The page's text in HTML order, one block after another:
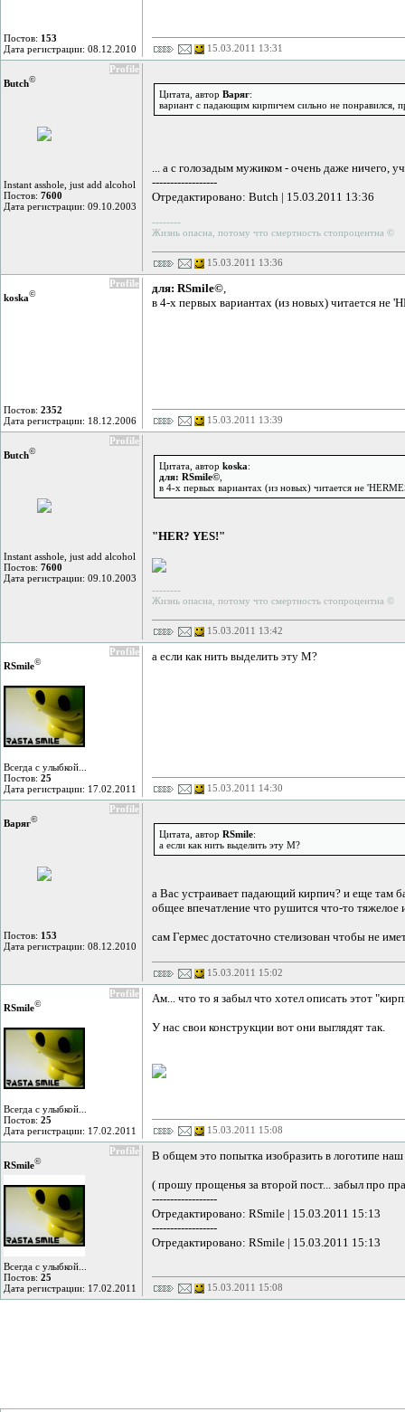
Постов: 153
Дата регистрации: 08.12.2010
15.03.2011 13:31
Profile
Butch©
Instant asshole, just add alcohol
Постов: 7600
Дата регистрации: 09.10.2003
Цитата, автор Варяг:
вариант с падающим кирпичем сильно не понравился,
... а с голозадым мужиком - очень даже ничего,
------------------
Отредактировано: Butch | 15.03.2011 13:36
--------
Жизнь опасна, потому что смертность стопроцентна ©
15.03.2011 13:36
Profile
koska©
Постов: 2352
Дата регистрации: 18.12.2006
для: RSmile©,
в 4-х первых вариантах (из новых) читается не
15.03.2011 13:39
Profile
Butch©
Instant asshole, just add alcohol
Постов: 7600
Дата регистрации: 09.10.2003
Цитата, автор koska:
для: RSmile©
в 4-х первых вариантах (из новых) читается не
"HER? YES!"
--------
Жизнь опасна, потому что смертность стопроцентна ©
15.03.2011 13:42
Profile
RSmile©
Всегда с улыбкой...
Постов: 25
Дата регистрации: 17.02.2011
а если как нить выделить эту М?
15.03.2011 14:30
Profile
Варяг©
Постов: 153
Дата регистрации: 08.12.2010
Цитата, автор RSmile:
а если как нить выделить эту М?
а Вас устраивает падающий кирпич? и еще там
общее впечатление что рушится что-то тяжелое
сам Гермес достаточно стелизован чтобы не
15.03.2011 15:02
Profile
RSmile©
Всегда с улыбкой...
Постов: 25
Дата регистрации: 17.02.2011
Ам... что то я забыл что хотел описать этот
У нас свои конструкции вот они выглядят так.
15.03.2011 15:08
Profile
RSmile©
Всегда с улыбкой...
Постов: 25
Дата регистрации: 17.02.2011
В общем это попытка изобразить в логотипе наш
( прошу прощенья за второй пост... забыл про
------------------
Отредактировано: RSmile | 15.03.2011 15:13
------------------
Отредактировано: RSmile | 15.03.2011 15:13
15.03.2011 15:08